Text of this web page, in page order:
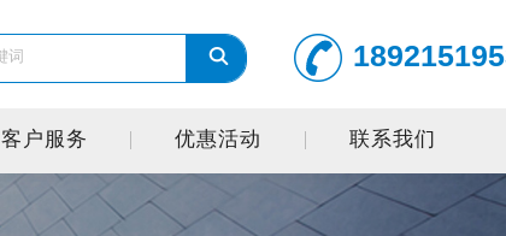
客户服务 优惠活动 联系我们